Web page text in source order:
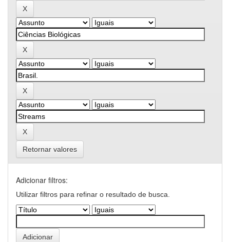
Retornar valores
Adicionar filtros:
Utilizar filtros para refinar o resultado de busca.